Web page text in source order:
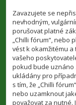
Zavazujete se
nevhodným,
porušovat platné
„Chilli fórum“, nebo
vést k okamžitému
vašeho
pokud bude uznáno
ukládány pro
s tím, že „Chilli
nebo uzamknout
považovat za nutné.